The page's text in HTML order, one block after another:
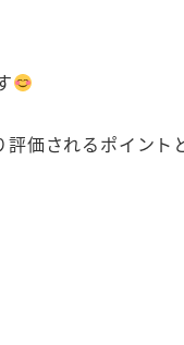
価されるポイント